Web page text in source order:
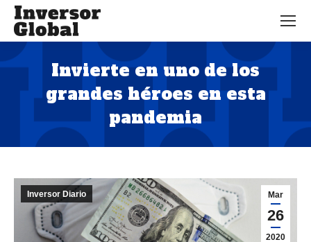
Invierte en uno de los
grandes héroes en esta
pandemia
Estás aquí:
Mar
26
2020
Inversor Diario